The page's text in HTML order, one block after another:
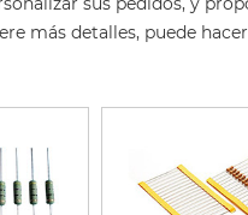
más detalles, puede